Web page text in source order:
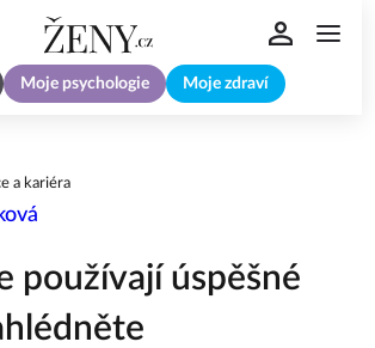
Moje psychologie Moje zdraví
a kariéra
používají úspěšné